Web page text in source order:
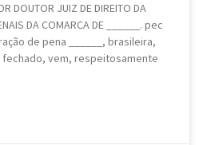
DOUTOR JUIZ DE DIREITO DA
DA COMARCA DE ______. pec
de pena ______, brasileira,
vem, respeitosamente